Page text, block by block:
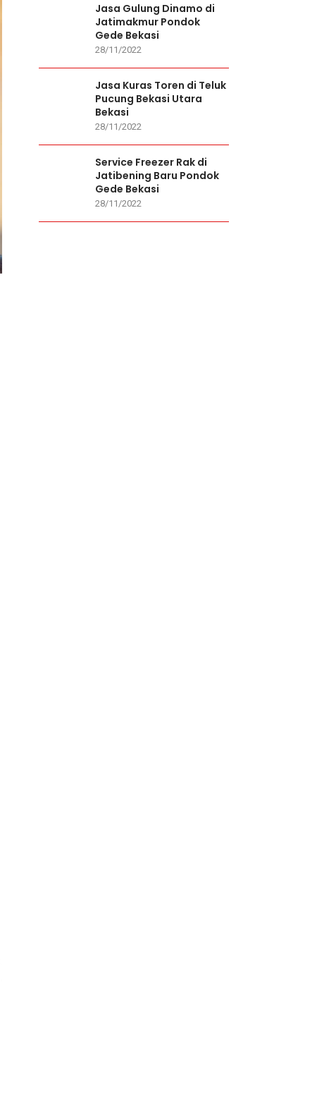
Jasa Gulung Dinamo di
Jatimakmur Pondok
Gede Bekasi
28/11/2022
Jasa Kuras Toren di Teluk
Pucung Bekasi Utara
Bekasi
28/11/2022
Service Freezer Rak di
Jatibening Baru Pondok
Gede Bekasi
28/11/2022